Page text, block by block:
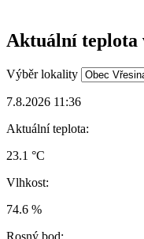
Aktuální teplota
Výběr lokality
7.8.2026 11:36
Aktuální teplota:
23.1 °C
Vlhkost:
74.6 %